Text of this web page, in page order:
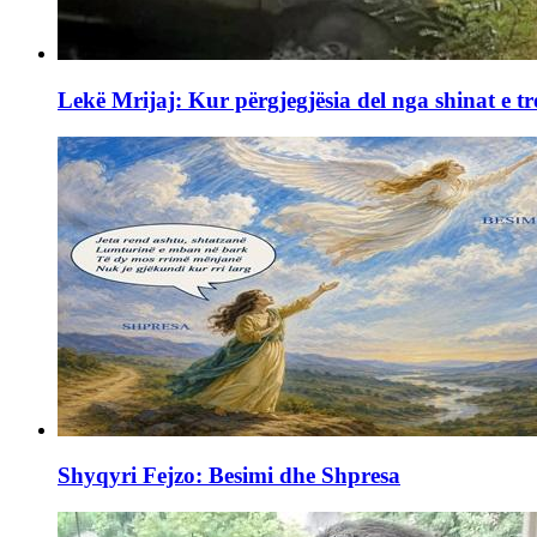
Lekë Mrijaj: Kur përgjegjësia del nga shinat e
Shyqyri Fejzo: Besimi dhe Shpresa